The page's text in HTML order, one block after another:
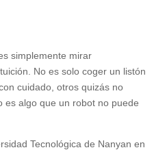
simplemente mirar
No es solo coger un listón
cuidado, otros quizás no
es algo que un robot no puede
Tecnológica de Nanyan en